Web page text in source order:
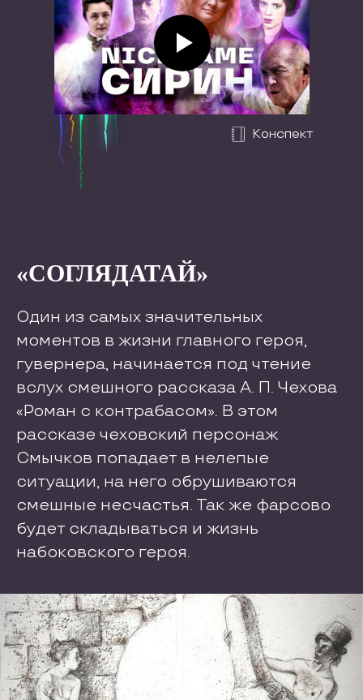
Конспект
«СОГЛЯДАТАЙ»
Один из самых значительных
моментов в жизни главного героя,
гувернера, начинается под чтение
вслух смешного рассказа А. П. Чехова
«Роман с контрабасом». В этом
рассказе чеховский персонаж
Смычков попадает в нелепые
ситуации, на него обрушиваются
смешные несчастья. Так же фарсово
будет складываться и жизнь
набоковского героя.